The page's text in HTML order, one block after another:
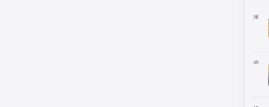
08
09